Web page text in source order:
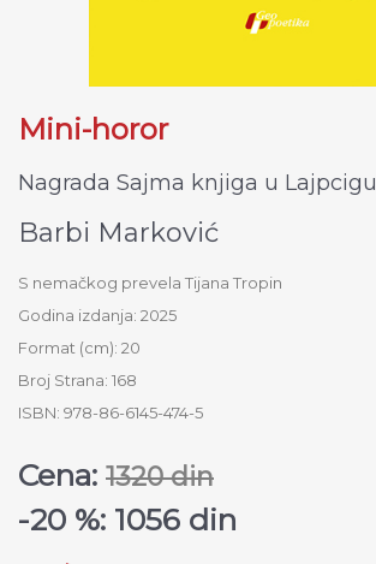
Mini-horor
Nagrada Sajma knjiga u
Barbi Marković
S nemačkog prevela Tijana Tropin
Godina izdanja: 2025
Format (cm): 20
Broj Strana: 168
ISBN: 978-86-6145-474-5
Cena: 1320 din
-20 %: 1056 din